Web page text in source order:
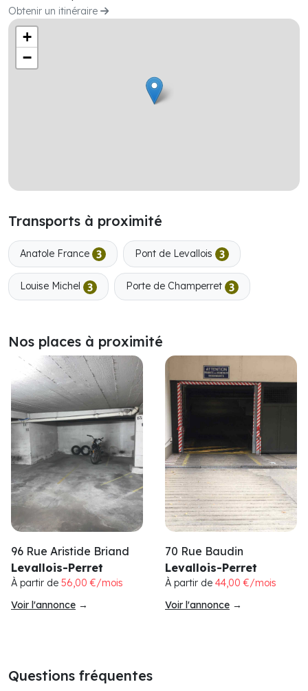
Obtenir un itinéraire
+
−
Transports à proximité
Anatole France Pont de Levallois
Louise Michel Porte de Champerret
Nos places à proximité
96 Rue Aristide Briand
Levallois-Perret
À partir de 56,00 €/mois
Voir l'annonce →
70 Rue Baudin
Levallois-Perret
À partir de 44,00 €/mois
Voir l'annonce →
Questions fréquentes